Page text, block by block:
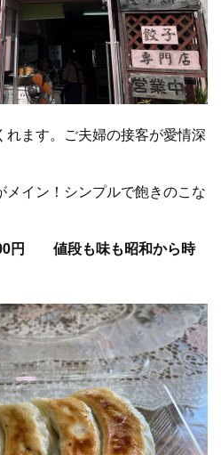
ます。ご夫婦の接客が愛情深
イン！シンプルで飽きのこな
円 値段も味も昭和から時